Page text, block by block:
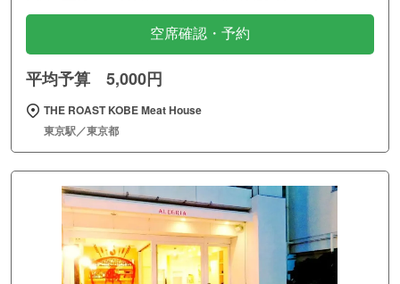
空席確認・予約
平均予算 5,000円
THE ROAST KOBE Meat House
東京駅／東京都